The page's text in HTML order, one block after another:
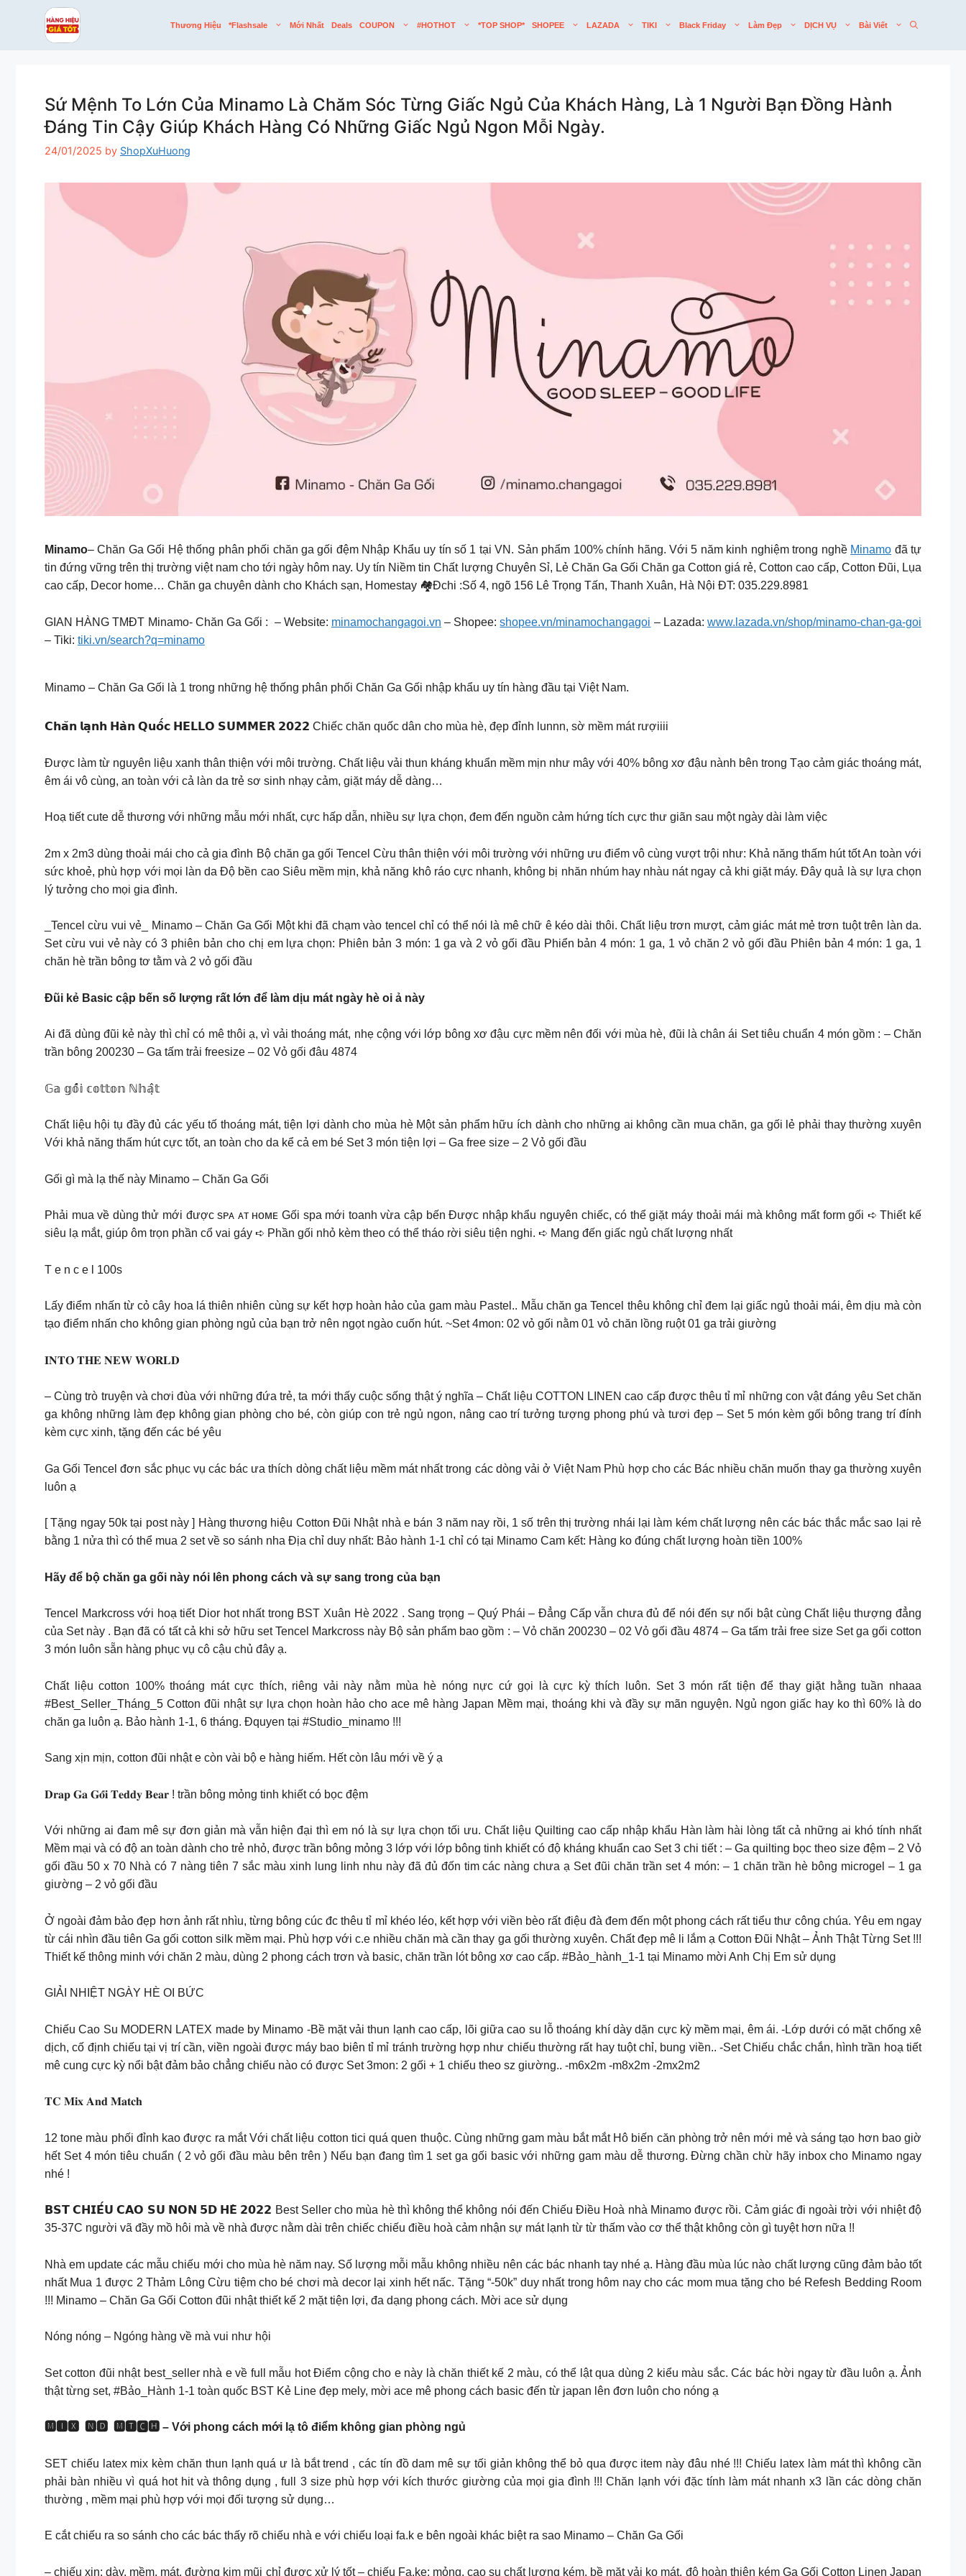
Thương Hiệu *flashsale Mới Nhất Deals COUPON #HOTHOT *TOP SHOP* SHOPEE LAZADA TIKI Black Friday Làm Đẹp DỊCH VỤ Bài Viết
Sứ Mệnh To Lớn Của Minamo Là Chăm Sóc Từng Giấc Ngủ Của Khách Hàng, Là 1 Người Bạn Đồng Hành
Đáng Tin Cậy Giúp Khách Hàng Có Những Giấc Ngủ Ngon Mỗi Ngày.
24/01/2025 by ShopXuHuong
Minamo– Chăn Ga Gối Hệ thống phân phối chăn ga gối đệm Nhập Khẩu uy tín số 1 tại VN. Sản phẩm 100% chính hãng. Với 5 năm kinh nghiệm trong nghề Minamo đã tự
tin đứng vững trên thị trường việt nam cho tới ngày hôm nay. Uy tín Niềm tin Chất lượng Chuyên Sỉ, Lẻ Chăn Ga Gối Chăn ga Cotton giá rẻ, Cotton cao cấp, Cotton Đũi, Lụa
cao cấp, Decor home… Chăn ga chuyên dành cho Khách sạn, Homestay 🏘Đchi :Số 4, ngõ 156 Lê Trọng Tấn, Thanh Xuân, Hà Nội ĐT: 035.229.8981
GIAN HÀNG TMĐT Minamo- Chăn Ga Gối : – Website: minamochangagoi.vn – Shopee:shopee.vn/minamochangagoi – Lazada:www.lazada.vn/shop/minamo-chan-ga-goi
– Tiki: tiki.vn/search?q=minamo
Minamo – Chăn Ga Gối là 1 trong những hệ thống phân phối Chăn Ga Gối nhập khẩu uy tín hàng đầu tại Việt Nam.
𝗖𝗵𝗮̆𝗻 𝗹𝗮̣𝗻𝗵 𝗛𝗮̀𝗻 𝗤𝘂𝗼̂́𝗰 𝗛𝗘𝗟𝗟𝗢 𝗦𝗨𝗠𝗠𝗘𝗥 𝟮𝟬𝟮𝟮 Chiếc chăn quốc dân cho mùa hè, đẹp đỉnh lunnn, sờ mềm mát rượiiii
Được làm từ nguyên liệu xanh thân thiện với môi trường. Chất liệu vải thun kháng khuẩn mềm mịn như mây với 40% bông xơ đậu nành bên trong Tạo cảm giác thoáng mát,
êm ái vô cùng, an toàn với cả làn da trẻ sơ sinh nhạy cảm, giặt máy dễ dàng…
Hoạ tiết cute dễ thương với những mẫu mới nhất, cực hấp dẫn, nhiều sự lựa chọn, đem đến nguồn cảm hứng tích cực thư giãn sau một ngày dài làm việc
2m x 2m3 dùng thoải mái cho cả gia đình Bộ chăn ga gối Tencel Cừu thân thiện với môi trường với những ưu điểm vô cùng vượt trội như: Khả năng thấm hút tốt An toàn với
sức khoẻ, phù hợp với mọi làn da Độ bền cao Siêu mềm mịn, khả năng khô ráo cực nhanh, không bị nhăn nhúm hay nhàu nát ngay cả khi giặt máy. Đây quả là sự lựa chọn
lý tưởng cho mọi gia đình.
_Tencel cừu vui vẻ_ Minamo – Chăn Ga Gối Một khi đã chạm vào tencel chỉ có thể nói là mê chữ ê kéo dài thôi. Chất liệu trơn mượt, cảm giác mát mẻ trơn tuột trên làn da.
Set cừu vui vẻ này có 3 phiên bản cho chị em lựa chọn: Phiên bản 3 món: 1 ga và 2 vỏ gối đầu Phiển bản 4 món: 1 ga, 1 vỏ chăn 2 vỏ gối đầu Phiên bản 4 món: 1 ga, 1
chăn hè trần bông tơ tằm và 2 vỏ gối đầu
Đũi kẻ Basic cập bến số lượng rất lớn để làm dịu mát ngày hè oi ả này
Ai đã dùng đũi kẻ này thì chỉ có mê thôi ạ, vì vải thoáng mát, nhẹ cộng với lớp bông xơ đậu cực mềm nên đối với mùa hè, đũi là chân ái Set tiêu chuẩn 4 món gồm : – Chăn
trần bông 200230 – Ga tấm trải freesize – 02 Vỏ gối đâu 4874
𝔾𝕒 𝕘𝕠̂́𝕚 𝕔𝕠𝕥𝕥𝕠𝕟 ℕ𝕙𝕒̣̂𝕥
Chất liệu hội tụ đầy đủ các yếu tố thoáng mát, tiện lợi dành cho mùa hè Một sản phẩm hữu ích dành cho những ai không cần mua chăn, ga gối lẻ phải thay thường xuyên
Với khả năng thấm hút cực tốt, an toàn cho da kể cả em bé Set 3 món tiện lợi – Ga free size – 2 Vỏ gối đầu
Gối gì mà lạ thế này Minamo – Chăn Ga Gối
Phải mua về dùng thử mới được sᴘᴀ ᴀᴛ ʜᴏᴍᴇ Gối spa mới toanh vừa cập bến Được nhập khẩu nguyên chiếc, có thể giặt máy thoải mái mà không mất form gối ➪ Thiết kế
siêu lạ mắt, giúp ôm trọn phần cổ vai gáy ➪ Phần gối nhỏ kèm theo có thể tháo rời siêu tiện nghi. ➪ Mang đến giấc ngủ chất lượng nhất
T e n c e l 100s
Lấy điểm nhấn từ cỏ cây hoa lá thiên nhiên cùng sự kết hợp hoàn hảo của gam màu Pastel.. Mẫu chăn ga Tencel thêu không chỉ đem lại giấc ngủ thoải mái, êm dịu mà còn
tạo điểm nhấn cho không gian phòng ngủ của bạn trở nên ngọt ngào cuốn hút. ~Set 4mon: 02 vỏ gối nằm 01 vỏ chăn lồng ruột 01 ga trải giường
𝐈𝐍𝐓𝐎 𝐓𝐇𝐄 𝐍𝐄𝐖 𝐖𝐎𝐑𝐋𝐃
– Cùng trò truyện và chơi đùa với những đứa trẻ, ta mới thấy cuộc sống thật ý nghĩa – Chất liệu COTTON LINEN cao cấp được thêu tỉ mỉ những con vật đáng yêu Set chăn
ga không những làm đẹp không gian phòng cho bé, còn giúp con trẻ ngủ ngon, nâng cao trí tưởng tượng phong phú và tươi đẹp – Set 5 món kèm gối bông trang trí đính
kèm cực xinh, tặng đến các bé yêu
Ga Gối Tencel đơn sắc phục vụ các bác ưa thích dòng chất liệu mềm mát nhất trong các dòng vải ở Việt Nam Phù hợp cho các Bác nhiều chăn muốn thay ga thường xuyên
luôn ạ
[ Tặng ngay 50k tại post này ] Hàng thương hiệu Cotton Đũi Nhật nhà e bán 3 năm nay rồi, 1 số trên thị trường nhái lại làm kém chất lượng nên các bác thắc mắc sao lại rẻ
bằng 1 nửa thì có thể mua 2 set về so sánh nha Địa chỉ duy nhất: Bảo hành 1-1 chỉ có tại Minamo Cam kết: Hàng ko đúng chất lượng hoàn tiền 100%
Hãy để bộ chăn ga gối này nói lên phong cách và sự sang trong của bạn
Tencel Markcross với hoạ tiết Dior hot nhất trong BST Xuân Hè 2022 . Sang trọng – Quý Phái – Đẳng Cấp vẫn chưa đủ để nói đến sự nổi bật cùng Chất liệu thượng đẳng
của Set này . Bạn đã có tất cả khi sở hữu set Tencel Markcross này Bộ sản phẩm bao gồm : – Vỏ chăn 200230 – 02 Vỏ gối đầu 4874 – Ga tấm trải free size Set ga gối cotton
3 món luôn sẵn hàng phục vụ cô cậu chủ đây ạ.
Chất liệu cotton 100% thoáng mát cực thích, riêng vải này nằm mùa hè nóng nực cứ gọi là cực kỳ thích luôn. Set 3 món rất tiện để thay giặt hằng tuần nhaaa
#Best_Seller_Tháng_5 Cotton đũi nhật sự lựa chọn hoàn hảo cho ace mê hàng Japan Mềm mại, thoáng khi và đầy sự mãn nguyện. Ngủ ngon giấc hay ko thì 60% là do
chăn ga luôn ạ. Bảo hành 1-1, 6 tháng. Đquyen tại #Studio_minamo !!!
Sang xịn mịn, cotton đũi nhật e còn vài bộ e hàng hiếm. Hết còn lâu mới về ý ạ
𝐃𝐫𝐚𝐩 𝐆𝐚 𝐆𝐨̂́𝐢 𝐓𝐞𝐝𝐝𝐲 𝐁𝐞𝐚𝐫 ! trần bông mỏng tinh khiết có bọc đệm
Với những ai đam mê sự đơn giản mà vẫn hiện đại thì em nó là sự lựa chọn tối ưu. Chất liệu Quilting cao cấp nhập khẩu Hàn làm hài lòng tất cả những ai khó tính nhất
Mềm mại và có độ an toàn dành cho trẻ nhỏ, được trần bông mỏng 3 lớp với lớp bông tinh khiết có độ kháng khuẩn cao Set 3 chi tiết : – Ga quilting bọc theo size đệm – 2 Vỏ
gối đầu 50 x 70 Nhà có 7 nàng tiên 7 sắc màu xinh lung linh nhu này đã đủ đốn tim các nàng chưa ạ Set đũi chăn trần set 4 món: – 1 chăn trần hè bông microgel – 1 ga
giường – 2 vỏ gối đầu
Ở ngoài đảm bảo đẹp hơn ảnh rất nhìu, từng bông cúc đc thêu tỉ mỉ khéo léo, kết hợp với viền bèo rất điệu đà đem đến một phong cách rất tiểu thư công chúa. Yêu em ngay
từ cái nhìn đầu tiên Ga gối cotton silk mềm mại. Phù hợp với c.e nhiều chăn mà cần thay ga gối thường xuyên. Chất đẹp mê li lắm ạ Cotton Đũi Nhật – Ảnh Thật Từng Set !!!
Thiết kế thông minh với chăn 2 màu, dùng 2 phong cách trơn và basic, chăn trần lót bông xơ cao cấp. #Bảo_hành_1-1 tại Minamo mời Anh Chị Em sử dụng
GIẢI NHIỆT NGÀY HÈ OI BỨC
Chiếu Cao Su MODERN LATEX made by Minamo -Bề mặt vải thun lạnh cao cấp, lõi giữa cao su lỗ thoáng khí dày dặn cực kỳ mềm mại, êm ái. -Lớp dưới có mặt chống xê
dịch, cố định chiếu tại vị trí cần, viền ngoài được máy bao biên tỉ mỉ tránh trường hợp như chiếu thường rất hay tuột chỉ, bung viền.. -Set Chiếu chắc chắn, hình trần hoạ tiết
mê cung cực kỳ nổi bật đảm bảo chẳng chiếu nào có được Set 3mon: 2 gối + 1 chiếu theo sz giường.. -m6x2m -m8x2m -2mx2m2
𝐓𝐂 𝐌𝐢𝐱 𝐀𝐧𝐝 𝐌𝐚𝐭𝐜𝐡
12 tone màu phối đỉnh kao được ra mắt Với chất liệu cotton tici quá quen thuộc. Cùng những gam màu bắt mắt Hô biến căn phòng trở nên mới mẻ và sáng tạo hơn bao giờ
hết Set 4 món tiêu chuẩn ( 2 vỏ gối đầu màu bên trên ) Nếu bạn đang tìm 1 set ga gối basic với những gam màu dễ thương. Đừng chần chừ hãy inbox cho Minamo ngay
nhé !
𝗕𝗦𝗧 𝗖𝗛𝗜𝗘̂́𝗨 𝗖𝗔𝗢 𝗦𝗨 𝗡𝗢𝗡 𝟱𝗗 𝗛𝗘̀ 𝟮𝟬𝟮𝟮 Best Seller cho mùa hè thì không thể không nói đến Chiếu Điều Hoà nhà Minamo được rồi. Cảm giác đi ngoài trời với nhiệt độ
35-37C người vã đầy mồ hôi mà về nhà được nằm dài trên chiếc chiếu điều hoà cảm nhận sự mát lạnh từ từ thấm vào cơ thể thật không còn gì tuyệt hơn nữa !!
Nhà em update các mẫu chiếu mới cho mùa hè năm nay. Số lượng mỗi mẫu không nhiều nên các bác nhanh tay nhé ạ. Hàng đầu mùa lúc nào chất lượng cũng đảm bảo tốt
nhất Mua 1 được 2 Thảm Lông Cừu tiệm cho bé chơi mà decor lại xinh hết nấc. Tặng “-50k” duy nhất trong hôm nay cho các mom mua tặng cho bé Refesh Bedding Room
!!! Minamo – Chăn Ga Gối Cotton đũi nhật thiết kế 2 mặt tiện lợi, đa dạng phong cách. Mời ace sử dụng
Nóng nóng – Ngóng hàng về mà vui như hội
Set cotton đũi nhật best_seller nhà e về full mẫu hot Điểm cộng cho e này là chăn thiết kế 2 màu, có thể lật qua dùng 2 kiểu màu sắc. Các bác hời ngay từ đầu luôn ạ. Ảnh
thật từng set, #Bảo_Hành 1-1 toàn quốc BST Kẻ Line đẹp mely, mời ace mê phong cách basic đến từ japan lên đơn luôn cho nóng ạ
🅼🅸🆇 ​ 🅽🅳 ​ 🅼🆃🅲🅷 – Với phong cách mới lạ tô điểm không gian phòng ngủ
SET chiếu latex mix kèm chăn thun lạnh quá ư là bắt trend , các tín đồ dam mê sự tối giản không thể bỏ qua được item này đâu nhé !!! Chiếu latex làm mát thì không cần
phải bàn nhiều vì quá hot hit và thông dụng , full 3 size phù hợp với kích thước giường của mọi gia đình !!! Chăn lạnh với đặc tính làm mát nhanh x3 lần các dòng chăn
thường , mềm mại phù hợp với mọi đối tượng sử dụng…
E cắt chiếu ra so sánh cho các bác thấy rõ chiếu nhà e với chiếu loại fa.k e bên ngoài khác biệt ra sao Minamo – Chăn Ga Gối
– chiếu xịn: dày, mềm, mát, đường kim mũi chỉ được xử lý tốt – chiếu Fa.ke: mỏng, cao su chất lượng kém, bề mặt vải ko mát, độ hoàn thiện kém Ga Gối Cotton Linen Japan